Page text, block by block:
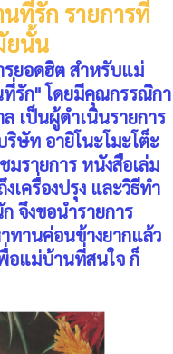
ที่รัก รายการที่
ยนั้น
รยอดฮิต สำหรับแม่
รัก" โดยมีคุณกรรณิกา
เป็นผู้ดำเนินรายการ
ริษัท อายิโนะโมะโต็ะ
รายการ หนังสือเล่ม
เครื่องปรุง และวิธีทำ
จึงขอนำรายการ
ทานค่อนข้างยากแล้ว
อแม่บ้านที่สนใจ ก็